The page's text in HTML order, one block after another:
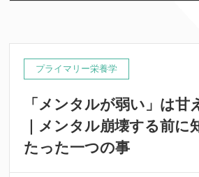
プライマリー栄養学
「メンタルが弱い」は甘
｜メンタル崩壊する前に
たった一つの事